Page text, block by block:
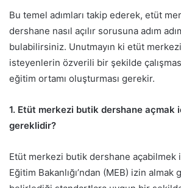
Bu temel adımları takip ederek, etüt
dershane nasıl açılır sorusuna adım
bulabilirsiniz. Unutmayın ki etüt
isteyenlerin özverili bir şekilde
eğitim ortamı oluşturması gerekir.
1. Etüt merkezi butik dershane açmak
gereklidir?
Etüt merkezi butik dershane açabilmek
Eğitim Bakanlığı’ndan (MEB) izin almak